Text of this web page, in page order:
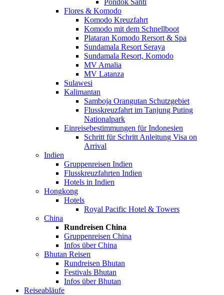
Pondok Santi
Flores & Komodo
Komodo Kreuzfahrt
Komodo mit dem Schnellboot
Plataran Komodo Rersort & Spa
Sundamala Resort Seraya
Sundamala Resort, Komodo
MV Amalia
MV Latanza
Sulawesi
Kalimantan
Samboja Orangutan Schutzgebiet
Flusskreuzfahrt im Tanjung Puting
Nationalpark
Einreisebestimmungen für Indonesien
Schritt für Schritt Anleitung Visa on
Arrival
Indien
Gruppenreisen Indien
Flusskreuzfahrten Indien
Hotels in Indien
Hongkong
Hotels
Royal Pacific Hotel & Towers
China
Rundreisen China
Gruppenreisen China
Infos über China
Bhutan Reisen
Rundreisen Bhutan
Festivals Bhutan
Infos über Bhutan
Reiseabläufe